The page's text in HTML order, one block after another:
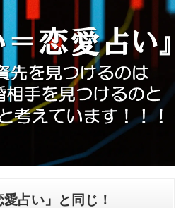
愛占い」と同じ！